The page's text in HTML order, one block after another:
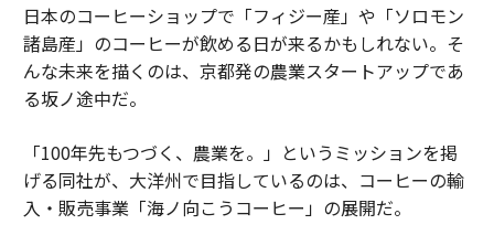
日本のコーヒーショップで「フィジー産」や「ソロモン
諸島産」のコーヒーが飲める日が来るかもしれない。そ
んな未来を描くのは、京都発の農業スタートアップであ
る坂ノ途中だ。
「100年先もつづく、農業を。」というミッションを掲
げる同社が、大洋州で目指しているのは、コーヒーの輸
入・販売事業「海ノ向こうコーヒー」の展開だ。